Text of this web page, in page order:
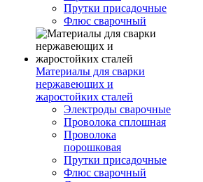
Прутки присадочные
Флюс сварочный
Материалы для сварки
нержавеющих и
жаростойких сталей
Электроды сварочные
Проволока сплошная
Проволока
порошковая
Прутки присадочные
Флюс сварочный